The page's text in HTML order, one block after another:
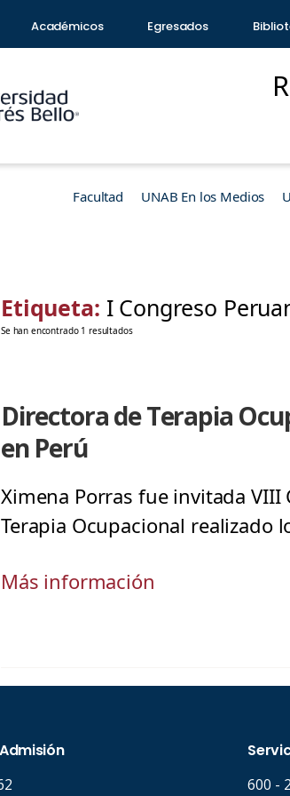
Académicos Egresados
Facultad UNAB En los Medios
Etiqueta: I Congreso
Se han encontrado 1 resultados
Directora de Terapia
en Perú
Ximena Porras fue invitada
Terapia Ocupacional realizado
Más información